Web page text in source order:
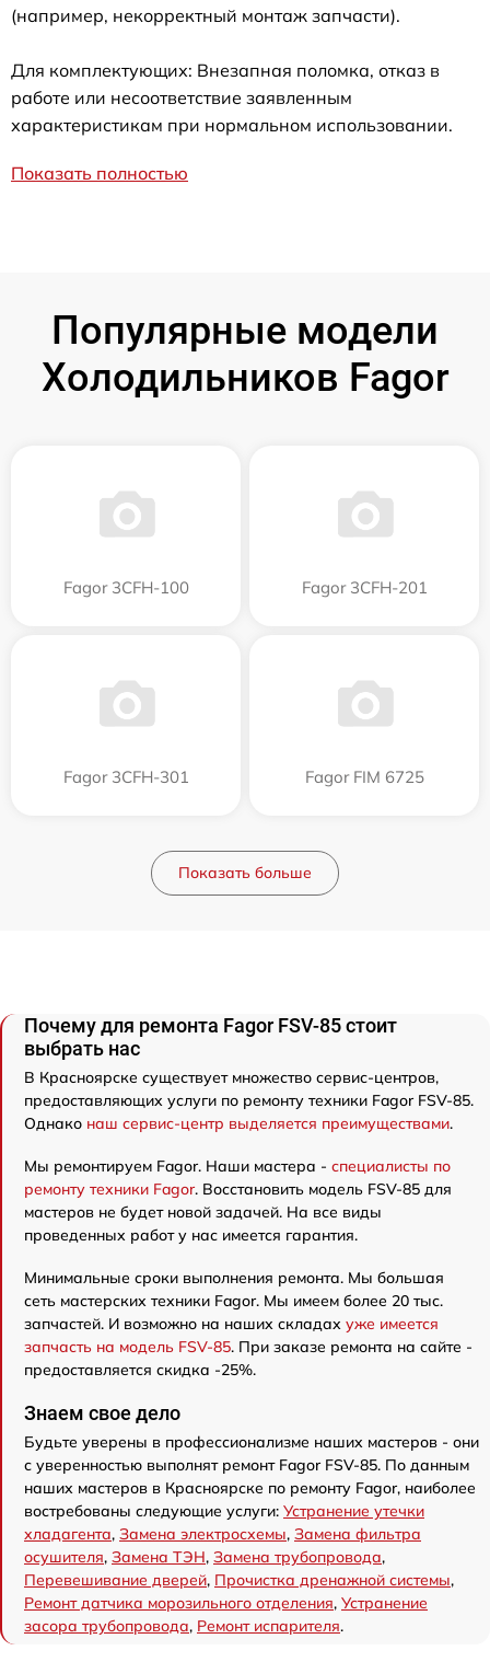
(например, некорректный монтаж запчасти).
Для комплектующих: Внезапная поломка, отказ в
работе или несоответствие заявленным
характеристикам при нормальном использовании.
Показать полностью
Популярные модели
Холодильников Fagor
Fagor 3CFH-100 Fagor 3CFH-201
Fagor 3CFH-301 Fagor FIM 6725
Показать больше
Почему для ремонта Fagor FSV-85 стоит
выбрать нас
В Красноярске существует множество сервис-центров,
предоставляющих услуги по ремонту техники Fagor FSV-85.
Однако наш сервис-центр выделяется преимуществами.
Мы ремонтируем Fagor. Наши мастера - специалисты по
ремонту техники Fagor. Восстановить модель FSV-85 для
мастеров не будет новой задачей. На все виды
проведенных работ у нас имеется гарантия.
Минимальные сроки выполнения ремонта. Мы большая
сеть мастерских техники Fagor. Мы имеем более 20 тыс.
запчастей. И возможно на наших складах уже имеется
запчасть на модель FSV-85. При заказе ремонта на сайте -
предоставляется скидка -25%.
Знаем свое дело
Будьте уверены в профессионализме наших мастеров - они
с уверенностью выполнят ремонт Fagor FSV-85. По данным
наших мастеров в Красноярске по ремонту Fagor, наиболее
востребованы следующие услуги: Устранение утечки
хладагента, Замена электросхемы, Замена фильтра
осушителя, Замена ТЭН, Замена трубопровода,
Перевешивание дверей, Прочистка дренажной системы,
Ремонт датчика морозильного отделения, Устранение
засора трубопровода, Ремонт испарителя.